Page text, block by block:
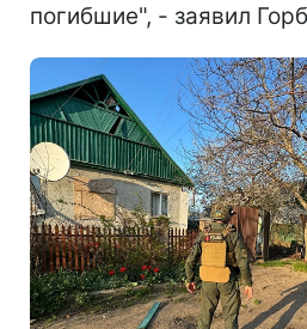
погибшие", - заявил